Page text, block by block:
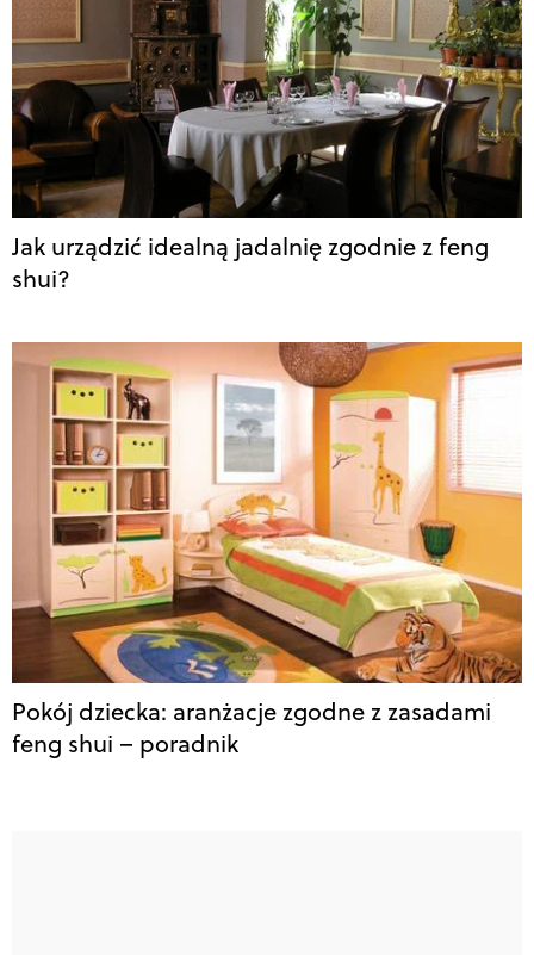
Jak urządzić idealną jadalnię zgodnie z feng
shui?
Pokój dziecka: aranżacje zgodne z zasadami
feng shui – poradnik